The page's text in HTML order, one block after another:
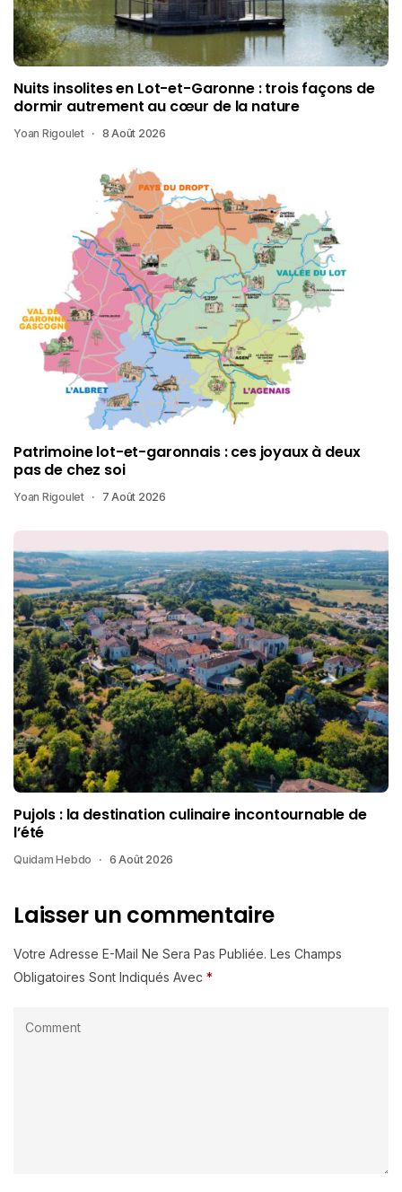
Nuits insolites en Lot-et-Garonne : trois façons de
dormir autrement au cœur de la nature
Yoan Rigoulet 8 Août 2026
Patrimoine lot-et-garonnais : ces joyaux à deux
pas de chez soi
Yoan Rigoulet 7 Août 2026
Pujols : la destination culinaire incontournable de
l’été
Quidam Hebdo 6 Août 2026
Laisser un commentaire
Votre Adresse E-Mail Ne Sera Pas Publiée. Les Champs
Obligatoires Sont Indiqués Avec *